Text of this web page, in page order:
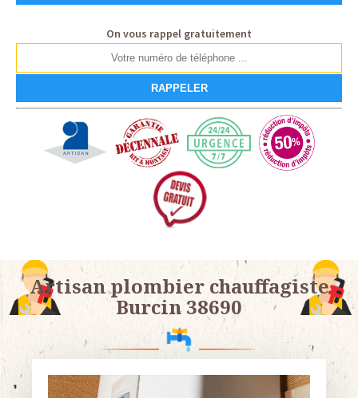
On vous rappel gratuitement
Artisan plombier chauffagiste
Burcin 38690